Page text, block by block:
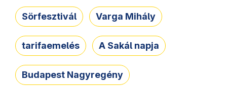
Sörfesztivál Varga Mihály
tarifaemelés A Sakál napja
Budapest Nagyregény